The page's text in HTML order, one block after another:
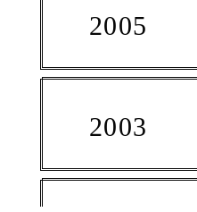
2005
2003